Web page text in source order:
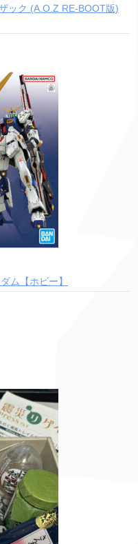
ック (A.O.Z RE-BOOT版)
ム【ホビー】